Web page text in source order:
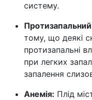
систему.
тому, що деякі
протизапальні
при легких
запалення
Анемія: Плід